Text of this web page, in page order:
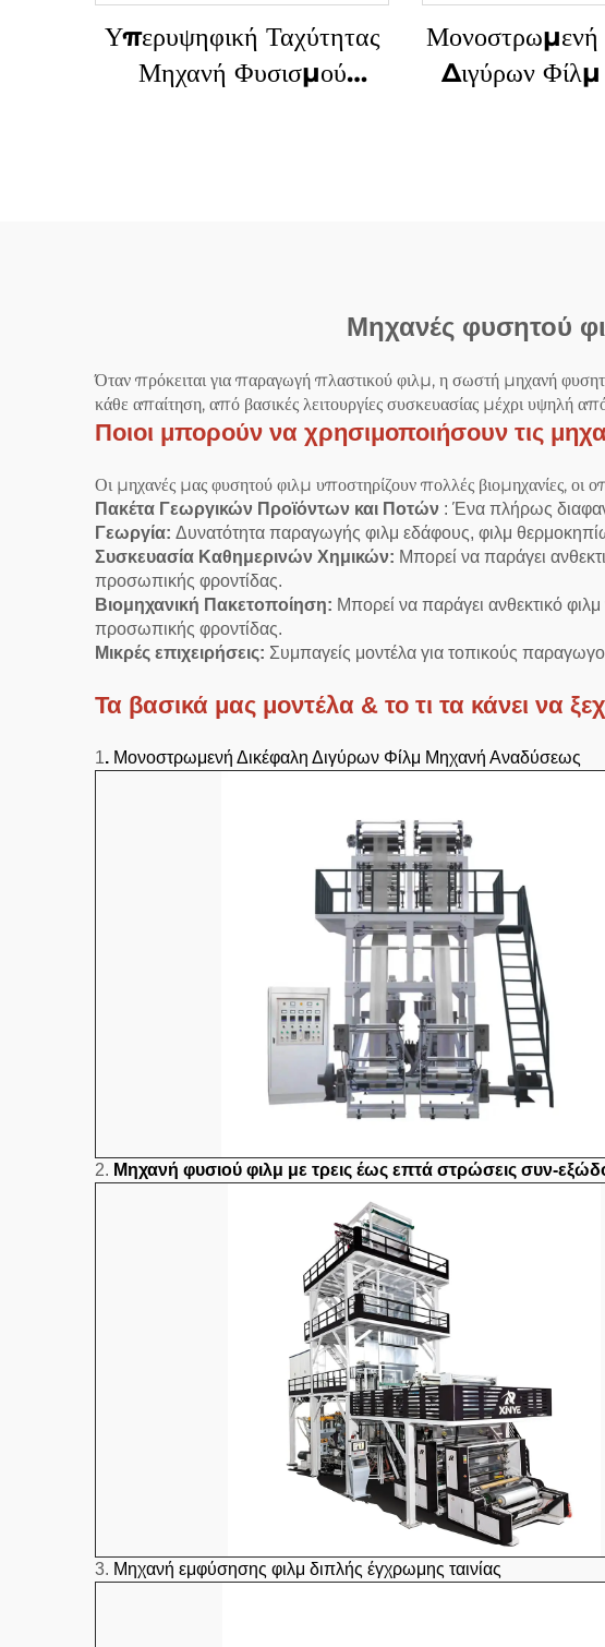
Υπερυψηφική Ταχύτητας
Μηχανή Φυσισμού
Μονοστρωμενή
Διγύρων
Μηχανές φυσητού
Όταν πρόκειται για παραγωγή πλαστικού φιλμ, η σωστή μηχανή
κάθε απαίτηση, από βασικές λειτουργίες συσκευασίας μέχρι υψηλή
Ποιοι μπορούν να χρησιμοποιήσουν τις
Οι μηχανές μας φυσητού φιλμ υποστηρίζουν πολλές βιομηχανίες, οι
Πακέτα Γεωργικών Προϊόντων και Ποτών : Ένα πλήρως
Γεωργία: Δυνατότητα παραγωγής φιλμ εδάφους, φιλμ
Συσκευασία Καθημερινών Χημικών: Μπορεί να παράγει
προσωπικής φροντίδας.
Βιομηχανική Πακετοποίηση: Μπορεί να παράγει ανθεκτικό
προσωπικής φροντίδας.
Μικρές επιχειρήσεις: Συμπαγείς μοντέλα για τοπικούς
Τα βασικά μας μοντέλα & το τι τα κάνει να
1. Μονοστρωμενή Δικέφαλη Διγύρων Φίλμ Μηχανή Αναδύσεως
2. Μηχανή φυσιού φιλμ με τρεις έως επτά στρώσεις συν-
3. Μηχανή εμφύσησης φιλμ διπλής έγχρωμης ταινίας